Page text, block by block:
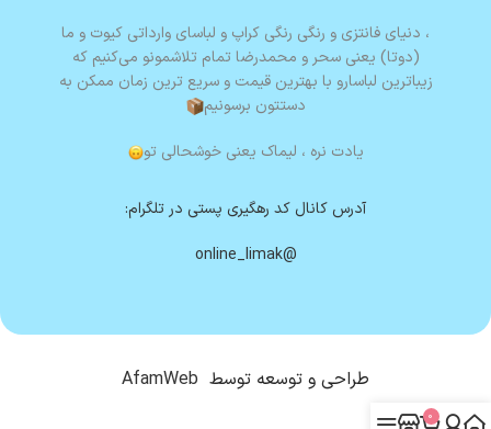
، دنیای فانتزی و رنگی رنگی کراپ و لباسای وارداتی کیوت و ما
(دوتا) یعنی سحر و محمدرضا تمام تلاشمونو می‌کنیم که
زیباترین لباسارو با بهترین قیمت و سریع ترین زمان ممکن به
دستتون برسونیم
یادت نره ، لیماک یعنی خوشحالی تو
آدرس کانال کد رهگیری پستی در تلگرام:
@online_limak
طراحی و توسعه توسط AfamWeb
0